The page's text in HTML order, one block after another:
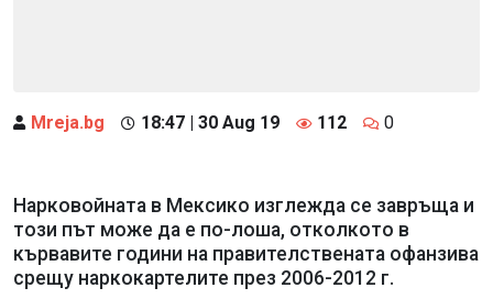
Mreja.bg 18:47 | 30 Aug 19 112 0
Нарковойната в Мексико изглежда се завръща и
този път може да е по-лоша, отколкото в
кървавите години на правителствената офанзива
срещу наркокартелите през 2006-2012 г.